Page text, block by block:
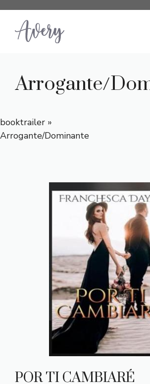
contenido
Arrogante/
booktrailer »
Arrogante/Dominante
POR TI CAMBIARÉ